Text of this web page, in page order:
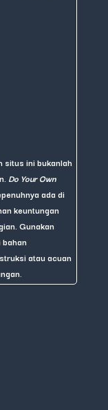
situs ini bukanlah
Do Your Own
ada di
keuntungan
Gunakan
atau acuan